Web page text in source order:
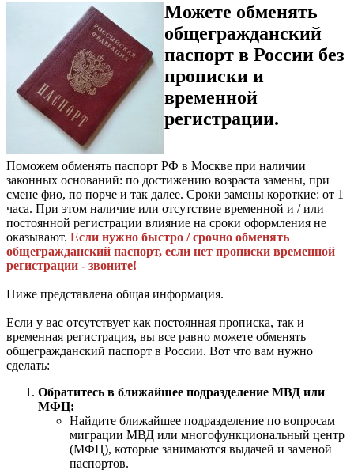
Можете обменять
общегражданский
паспорт в России без
прописки и
временной
регистрации.
Поможем обменять паспорт РФ в Москве при наличии
законных оснований: по достижению возраста замены, при
смене фио, по порче и так далее. Сроки замены короткие: от 1
часа. При этом наличие или отсутствие временной и / или
постоянной регистрации влияние на сроки оформления не
оказывают. Если нужно быстро / срочно обменять
общегражданский паспорт, если нет прописки временной
регистрации - звоните!
Ниже представлена общая информация.
Если у вас отсутствует как постоянная прописка, так и
временная регистрация, вы все равно можете обменять
общегражданский паспорт в России. Вот что вам нужно
сделать:
Обратитесь в ближайшее подразделение МВД или
МФЦ:
Найдите ближайшее подразделение по вопросам
миграции МВД или многофункциональный центр
(МФЦ), которые занимаются выдачей и заменой
паспортов.